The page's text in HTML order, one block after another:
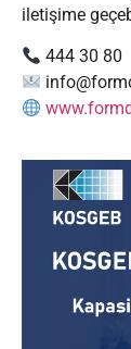
iletişime
444 30 80